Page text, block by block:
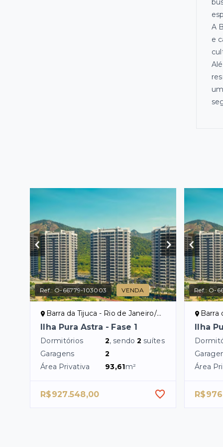
A
e
Ref.: O-66779-103003 VENDA
Barra da Tijuca - Rio de Janeiro/RJ
Ilha Pura Astra - Fase 1
Dormitórios 2, sendo2 suítes
Garagens
2
Área Privativa
93,61m²
R$927.548,00
Ref.: O-
Barra
Ilha
Área